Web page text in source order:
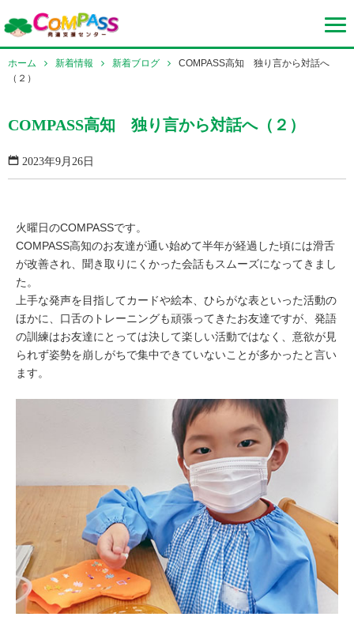
ホーム 新着情報 新着ブログ
COMPASS高知 独り言から対話へ
（２）
COMPASS高知 独り言から対話へ（２）
2023年9月26日
火曜日のCOMPASSです。
COMPASS高知のお友達が通い始めて半年が経過した頃には滑舌
が改善され、聞き取りにくかった会話もスムーズになってきまし
た。
上手な発声を目指してカードや絵本、ひらがな表といった活動の
ほかに、口舌のトレーニングも頑張ってきたお友達ですが、発語
の訓練はお友達にとっては決して楽しい活動ではなく、意欲が見
られず姿勢を崩しがちで集中できていないことが多かったと言い
ます。